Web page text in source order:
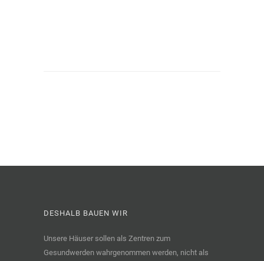
DESHALB BAUEN WIR
Unsere Häuser sollen als Zentren zum
Gesundwerden wahrgenommen werden, nicht als